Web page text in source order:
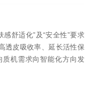
舒适化”及“安全性”要求
透皮吸收率、延长活性保
机需求向智能化方向发